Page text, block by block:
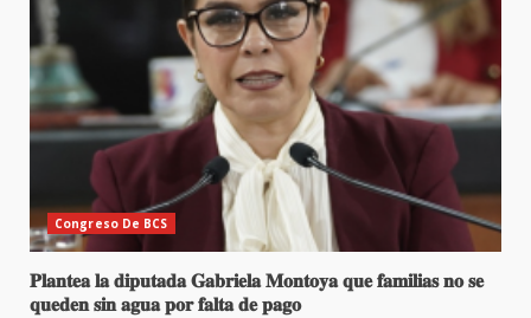
Congreso De BCS
𝐏𝐥𝐚𝐧𝐭𝐞𝐚 𝐥𝐚 𝐝𝐢𝐩𝐮𝐭𝐚𝐝𝐚 𝐆𝐚𝐛𝐫𝐢𝐞𝐥𝐚 𝐌𝐨𝐧𝐭𝐨𝐲𝐚 𝐪𝐮𝐞 𝐟𝐚𝐦𝐢𝐥𝐢𝐚𝐬 𝐧𝐨 𝐬𝐞
𝐪𝐮𝐞𝐝𝐞𝐧 𝐬𝐢𝐧 𝐚𝐠𝐮𝐚 𝐩𝐨𝐫 𝐟𝐚𝐥𝐭𝐚 𝐝𝐞 𝐩𝐚𝐠𝐨